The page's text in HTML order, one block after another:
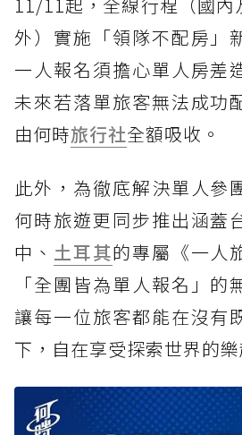
外）實施「領隊不配房」
一人報名須擔心單人房差
未來若落單旅客無法成功
由何時旅行社全額吸收。
此外，為徹底解決單人參
何時旅遊更同步推出涵蓋
中、 土耳其的專屬《一人
「全團皆為單人報名」的
讓每一位旅客都能在沒有
下，自在享受探索世界的樂